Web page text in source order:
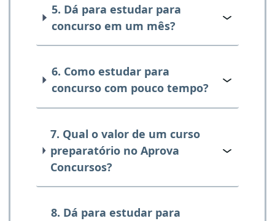
5. Dá para estudar para
concurso em um mês?
6. Como estudar para
concurso com pouco tempo?
7. Qual o valor de um curso
preparatório no Aprova
Concursos?
8. Dá para estudar para